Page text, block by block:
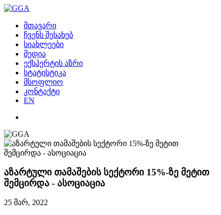
მთავარი
ჩვენს შესახებ
სიახლეები
მედია
ექსპერტის აზრი
სტატისტიკა
მსოფლიო
კონტაქტი
EN
აზარტული თამაშების სექტორი 15%-ზე მეტით
შემცირდა - ასოციაცია
25 მარ, 2022